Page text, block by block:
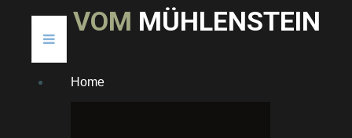
VOM MÜHLENSTEIN
Home